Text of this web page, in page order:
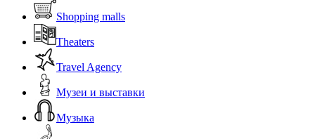
Shopping malls
Theaters
Travel Agency
Музеи и выставки
Музыка